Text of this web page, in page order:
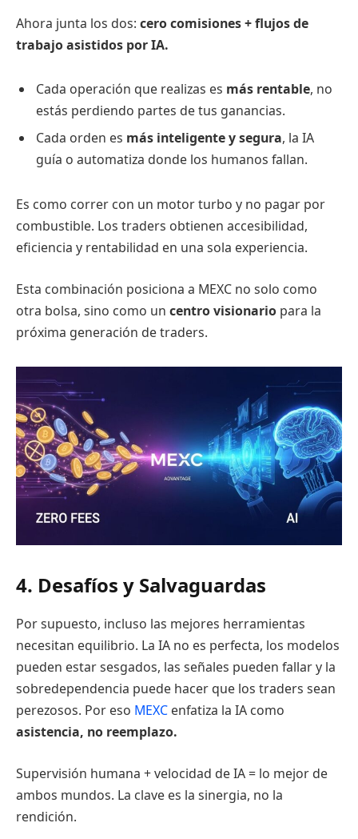
Ahora junta los dos: cero comisiones + flujos de
trabajo asistidos por IA.
Cada operación que realizas es más rentable, no
estás perdiendo partes de tus ganancias.
Cada orden es más inteligente y segura, la IA
guía o automatiza donde los humanos fallan.
Es como correr con un motor turbo y no pagar por
combustible. Los traders obtienen accesibilidad,
eficiencia y rentabilidad en una sola experiencia.
Esta combinación posiciona a MEXC no solo como
otra bolsa, sino como un centro visionario para la
próxima generación de traders.
4. Desafíos y Salvaguardas
Por supuesto, incluso las mejores herramientas
necesitan equilibrio. La IA no es perfecta, los modelos
pueden estar sesgados, las señales pueden fallar y la
sobredependencia puede hacer que los traders sean
perezosos. Por eso MEXC enfatiza la IA como
asistencia, no reemplazo.
Supervisión humana + velocidad de IA = lo mejor de
ambos mundos. La clave es la sinergia, no la
rendición.